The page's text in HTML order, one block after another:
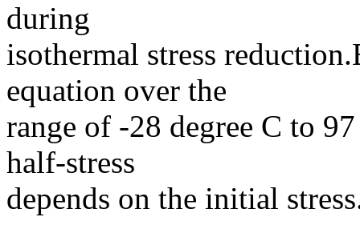
during
isothermal stress
equation over the
range of -28 degree C to
half-stress
depends on the initial